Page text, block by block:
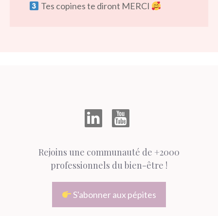
Tes copines te diront MERCI
Rejoins une communauté de +2000
professionnels du bien-être !
S'abonner aux pépites